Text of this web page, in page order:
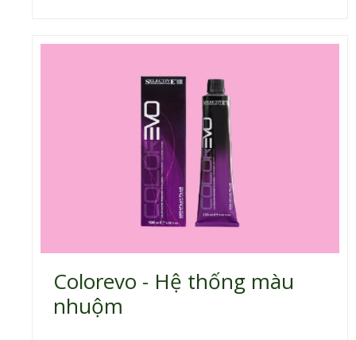
Colorevo - Hệ thống màu
nhuộm